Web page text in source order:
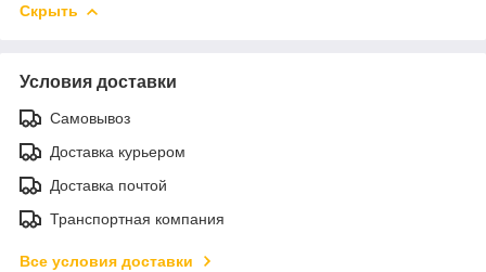
Скрыть
Условия доставки
Самовывоз
Доставка курьером
Доставка почтой
Транспортная компания
Все условия доставки